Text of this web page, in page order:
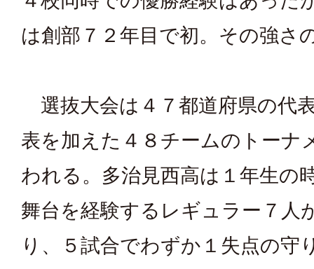
は創部７２年目で初。その強さ
選抜大会は４７都道府県の代
表を加えた４８チームのトーナ
われる。多治見西高は１年生の
舞台を経験するレギュラー７人
り、５試合でわずか１失点の守